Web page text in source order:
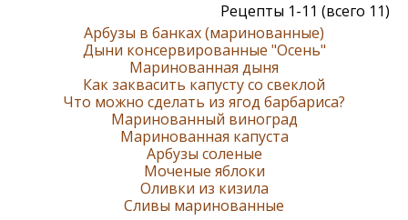
Рецепты 1-11 (всего 11)
Арбузы в банках (маринованные)
Дыни консервированные "Осень"
Маринованная дыня
Как заквасить капусту со свеклой
Что можно сделать из ягод барбариса?
Маринованный виноград
Маринованная капуста
Арбузы соленые
Моченые яблоки
Оливки из кизила
Сливы маринованные